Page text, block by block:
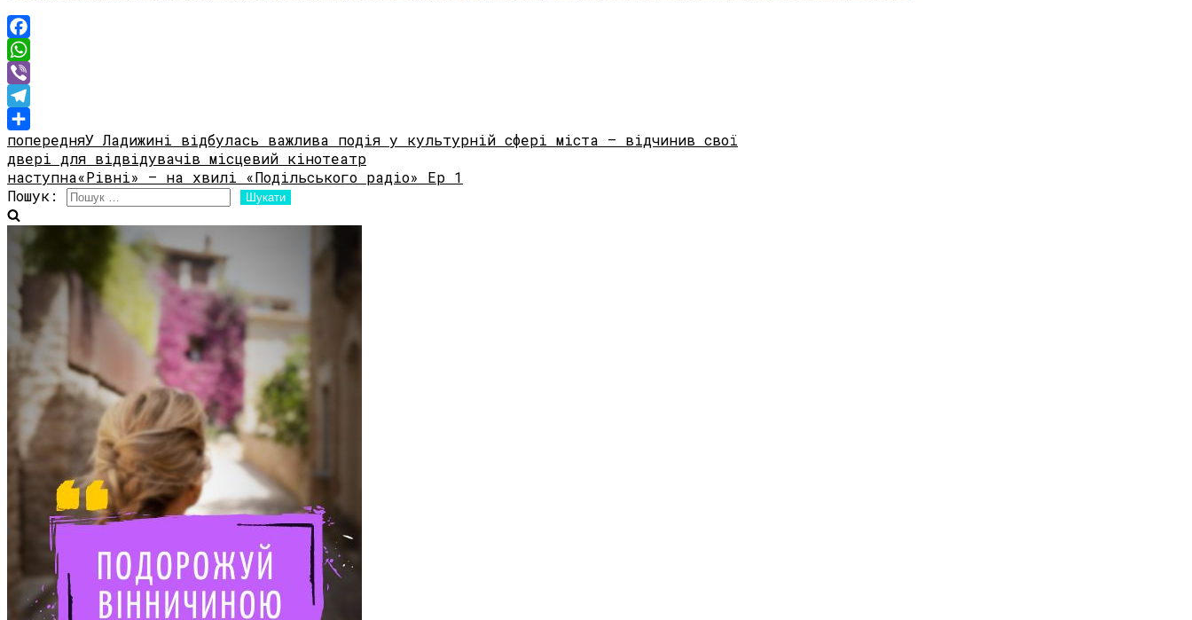
Facebook
WhatsApp
Viber
Telegram
Share
попередняУ Ладижині відбулась важлива подія у культурній сфері міста – відчинив свої
двері для відвідувачів місцевий кінотеатр
наступна«Рівні» – на хвилі «Подільського радіо» Ep 1
Пошук: